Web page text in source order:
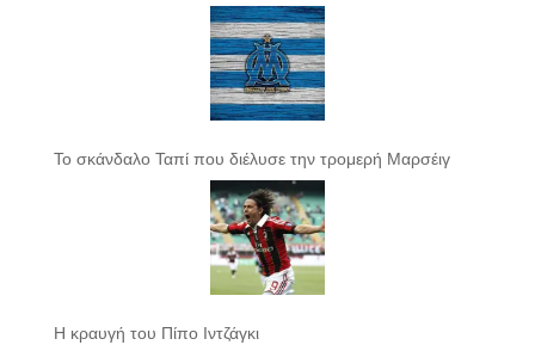
Το σκάνδαλο Ταπί που διέλυσε την τρομερή Μαρσέιγ
Η κραυγή του Πίπο Ιντζάγκι